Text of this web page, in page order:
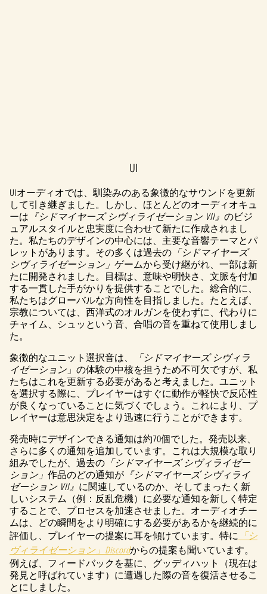
c
c
e
p
t
&
P
a
y
をク
リッ
クす
る
と、
YouTu
beの
プラ
イバ
シー
ポリ
シー
UI
UIオーディオでは、馴染みのある象徴的なサウンドを更新
して引き継ぎました。しかし、ほとんどのオーディオキュ
ーは 『シドマイヤーズ シヴィライゼーション VII』 のビジ
ュアルスタイルと忠実度に合わせて新たに作成されまし
た。私たちのデザインの中心には、主要な音響テーマとパ
レットがあります。その多くは過去の 「シドマイヤーズ
シヴィライゼーション」 ゲームから受け継がれ、一部は新
たに開発されました。目標は、意味や明快さ、文脈を付加
する一貫した手がかりを提供することでした。総合的に、
私たちはグローバルな方向性を目指しました。たとえば、
宗教については、西洋式のオルガンを使わずに、代わりに
チャイム、シュッという音、合唱の音を重ねて使用しまし
た。
象徴的なユニット選択音は、
「シドマイヤーズ シヴィラ
イゼーション」の体験の中核を担うため不可欠ですが、私
たちはこれを更新する必要があると考えました。ユニット
を選択する際に、プレイヤーはすぐに動作が軽快で反応性
が良くなっていることに気づくでしょう。これにより、プ
レイヤーは意思決定をより迅速に行うことができます。
発売時にデザインできる通知は約70個でした。発売以来、
さらに多くの通知を追加しています。これは大規模な取り
組みでしたが、過去の 「シドマイヤーズ シヴィライゼー
ション」 作品のどの通知が 『シドマイヤーズ シヴィライ
ゼーション VII』 に関連しているのか、そしてまったく新
しいシステム（例：反乱危機）に必要な通知を新しく特定
することで、プロセスを加速させました。オーディオチー
ムは、どの瞬間をより明確にする必要があるかを継続的に
評価し、プレイヤーの提案に耳を傾けています。特に 「シ
ヴィライゼーション」Discordからの提案も聞いています。
例えば、フィードバックを基に、グッディハット（現在は
発見と呼ばれています）に遭遇した際の音を復活させるこ
とにしました。